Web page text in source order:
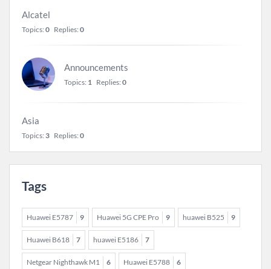
Alcatel
Topics: 0 Replies: 0
Announcements
Topics: 1 Replies: 0
Asia
Topics: 3 Replies: 0
Tags
Huawei E5787 9 Huawei 5G CPE Pro 9 huawei B525 9
Huawei B618 7 huawei E5186 7
Netgear Nighthawk M1 6 Huawei E5788 6